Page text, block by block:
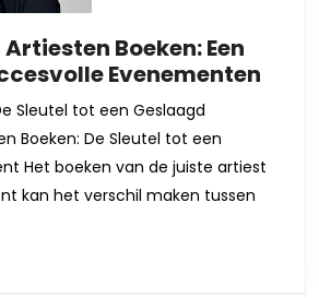
Boeken: Een
Evenementen
Sleutel tot een Geslaagd
Boeken: De Sleutel tot een
Het boeken van de juiste artiest
kan het verschil maken tussen